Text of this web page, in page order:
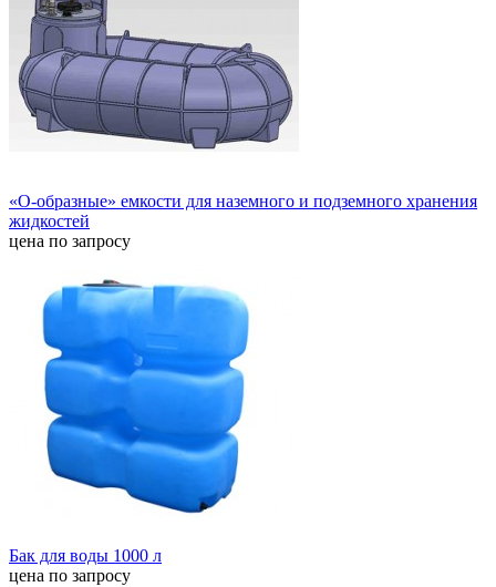
«О-образные» емкости для наземного и подземного хранения
жидкостей
цена по запросу
Бак для воды 1000 л
цена по запросу